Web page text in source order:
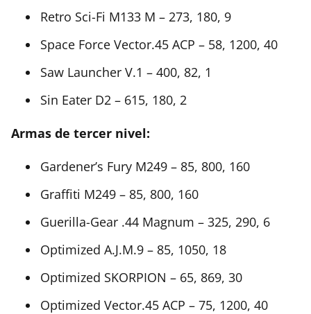
Retro Sci-Fi M133 M – 273, 180, 9
Space Force Vector.45 ACP – 58, 1200, 40
Saw Launcher V.1 – 400, 82, 1
Sin Eater D2 – 615, 180, 2
Armas de tercer nivel:
Gardener’s Fury M249 – 85, 800, 160
Graffiti M249 – 85, 800, 160
Guerilla-Gear .44 Magnum – 325, 290, 6
Optimized A.J.M.9 – 85, 1050, 18
Optimized SKORPION – 65, 869, 30
Optimized Vector.45 ACP – 75, 1200, 40